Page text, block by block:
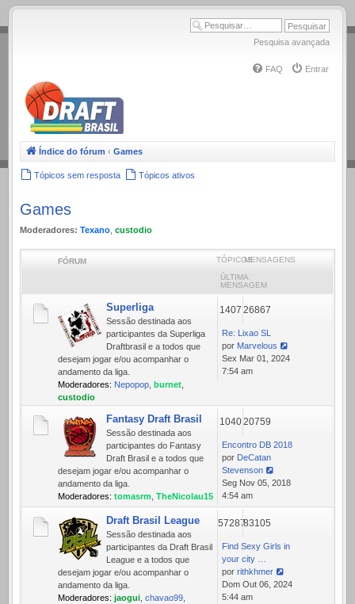
.
Pesquisa avançada
FAQ Entrar
Índice do fórum ‹ Games
Tópicos sem resposta Tópicos ativos
Games
Moderadores: Texano custodio
FÓRUM TÓPICOSMENSAGENS
ÚLTIMA
MENSAGEM
Superliga
Sessão destinada aos
participantes da Superliga
Draftbrasil e a todos que
desejam jogar e/ou acompanhar o
andamento da liga.
Moderadores: Nepopop burnet
custodio
1407 26867
Re: Lixao SL
por Marvelous
Ver
última
Sex Mar 01, 2024
7:54 am
Fantasy Draft Brasil
Sessão destinada aos
participantes do Fantasy
Draft Brasil e a todos que
desejam jogar e/ou acompanhar o
andamento da liga.
Moderadores: tomasrm TheNicolau15
104020759
Encontro DB 2018
por DeCatan
Stevenson
Ver
última
mensagem
Seg Nov 05, 2018
4:54 am
Draft Brasil League
Sessão destinada aos
participantes da Draft Brasil
League e a todos que
desejam jogar e/ou acompanhar o
andamento da liga.
Moderadores: jaogui chavao99
5728783105
Find Sexy Girls in
your city …
por rithkhmer
Ver
última
Dom Out 06, 2024
5:44 am